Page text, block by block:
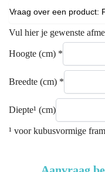
Vul hier je gewenste
Hoogte (cm) *
Breedte (cm) *
Diepte¹ (cm)
¹ voor kubusvormige